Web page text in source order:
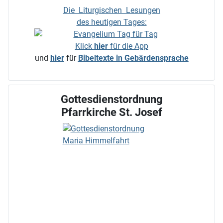
Die Liturgischen Lesungen
des heutigen Tages:
Klick hierfür die App
und hier für Bibeltexte in Gebärdensprache
Gottesdienstordnung
Pfarrkirche St. Josef